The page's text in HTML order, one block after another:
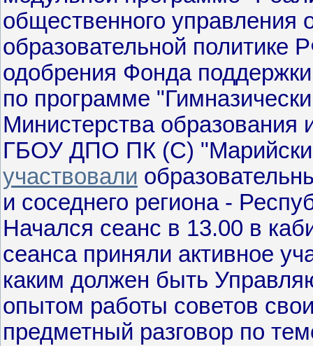
общественного управления
образовательной политике
одобрения Фонда
по программе
Министерства
ГБОУ ДПО ПК (С)
участвовали
и соседнего региона -
Начался сеанс в 13.00 в
сеанса приняли активное
каким должен быть
опытом работы советов
предметный разговор по